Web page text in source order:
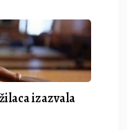
izazvala